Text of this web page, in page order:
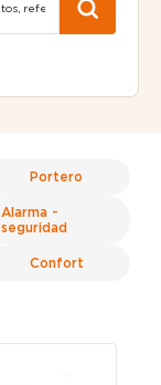
Portero
Alarma -
seguridad
Confort